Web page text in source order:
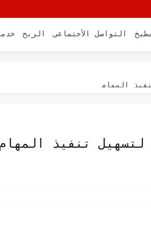
التواصل الأجتماعى الربح
تنفيذ